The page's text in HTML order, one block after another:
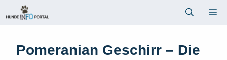
Inhalt
Pomeranian Geschirr – Die